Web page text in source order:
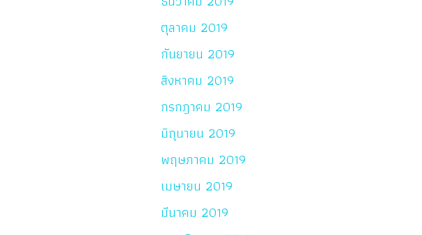
ตุลาคม 2019
กันยายน 2019
สิงหาคม 2019
กรกฎาคม 2019
มิถุนายน 2019
พฤษภาคม 2019
เมษายน 2019
มีนาคม 2019